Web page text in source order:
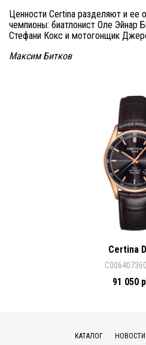
Ценности Certina разделяют и ее
чемпионы: биатлонист Оле Эйнар
Стефани Кокс и мотогонщик
Максим Битков
Certina
91 050
КАТАЛОГ